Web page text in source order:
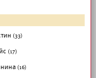
(33)
(17)
(16)